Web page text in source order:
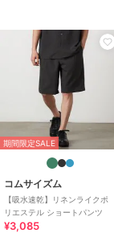
期間限定SALE
コムサイズム
【吸水速乾】リネンライクポ
リエステル ショートパンツ
¥3,085